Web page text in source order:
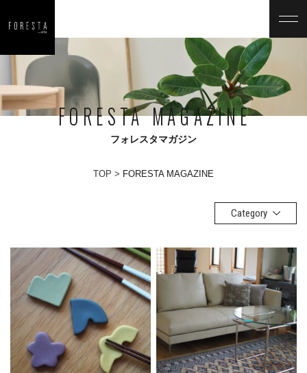
FORESTA MAGAZINE
フォレスタマガジン
TOP FORESTA MAGAZINE
Category